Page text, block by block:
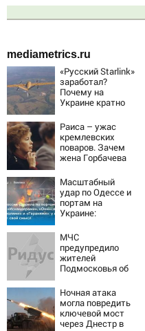
mediametrics.ru
«Русский Starlink»
заработал?
Почему на
Украине кратно
точность
попаданий по
объектам ВСУ
Раиса – ужас
кремлевских
поваров. Зачем
жена Горбачева
видов каши
каждое утро?
Масштабный
удар по Одессе и
портам на
Украине:
новости,
подробности об
ударах России 9
августа 2026 года
МЧС
предупредило
жителей
Подмосковья об
дронов
Ночная атака
могла повредить
ключевой мост
через Днестр в